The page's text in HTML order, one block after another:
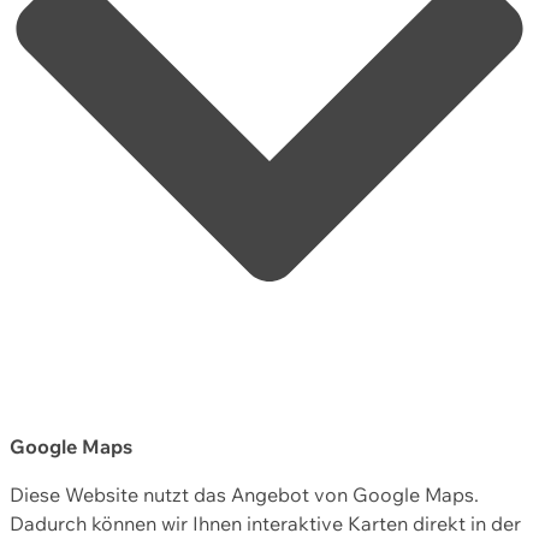
Google Maps
Diese Website nutzt das Angebot von Google Maps.
Dadurch können wir Ihnen interaktive Karten direkt in der